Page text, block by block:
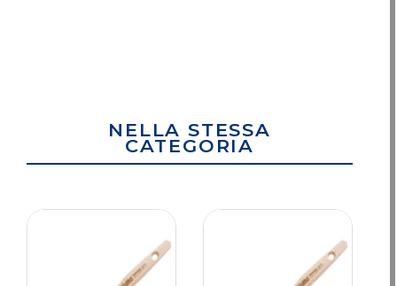
NELLA STESSA
CATEGORIA